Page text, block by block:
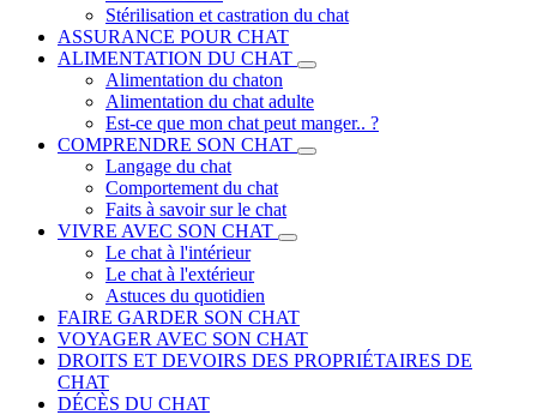
Stérilisation et castration du chat
ASSURANCE POUR CHAT
ALIMENTATION DU CHAT
Alimentation du chaton
Alimentation du chat adulte
Est-ce que mon chat peut manger.. ?
COMPRENDRE SON CHAT
Langage du chat
Comportement du chat
Faits à savoir sur le chat
VIVRE AVEC SON CHAT
Le chat à l'intérieur
Le chat à l'extérieur
Astuces du quotidien
FAIRE GARDER SON CHAT
VOYAGER AVEC SON CHAT
DROITS ET DEVOIRS DES PROPRIÉTAIRES DE
CHAT
DÉCÈS DU CHAT